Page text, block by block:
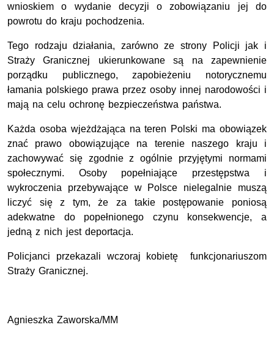
wnioskiem o wydanie decyzji o zobowiązaniu jej do
powrotu do kraju pochodzenia.
Tego rodzaju działania, zarówno ze strony Policji jak i
Straży Granicznej ukierunkowane są na zapewnienie
porządku publicznego, zapobieżeniu notorycznemu
łamania polskiego prawa przez osoby innej narodowości i
mają na celu ochronę bezpieczeństwa państwa.
Każda osoba wjeżdżająca na teren Polski ma obowiązek
znać prawo obowiązujące na terenie naszego kraju i
zachowywać się zgodnie z ogólnie przyjętymi normami
społecznymi. Osoby popełniające przestępstwa i
wykroczenia przebywające w Polsce nielegalnie muszą
liczyć się z tym, że za takie postępowanie poniosą
adekwatne do popełnionego czynu konsekwencje, a
jedną z nich jest deportacja.
Policjanci przekazali wczoraj kobietę funkcjonariuszom
Straży Granicznej.
Agnieszka Zaworska/MM